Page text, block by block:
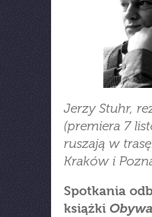
Jerzy Stuhr,
(premiera 7
ruszają w
Kraków i
Spotkania
książki